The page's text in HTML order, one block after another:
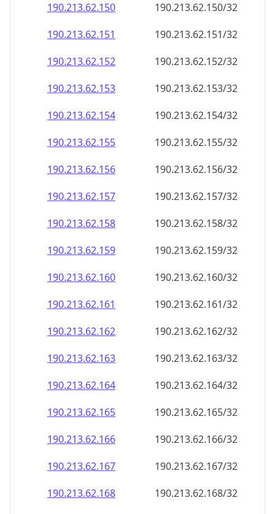
190.213.62.150
190.213.62.150/32
190.213.62.151
190.213.62.151/32
190.213.62.152
190.213.62.152/32
190.213.62.153
190.213.62.153/32
190.213.62.154
190.213.62.154/32
190.213.62.155
190.213.62.155/32
190.213.62.156
190.213.62.156/32
190.213.62.157
190.213.62.157/32
190.213.62.158
190.213.62.158/32
190.213.62.159
190.213.62.159/32
190.213.62.160
190.213.62.160/32
190.213.62.161
190.213.62.161/32
190.213.62.162
190.213.62.162/32
190.213.62.163
190.213.62.163/32
190.213.62.164
190.213.62.164/32
190.213.62.165
190.213.62.165/32
190.213.62.166
190.213.62.166/32
190.213.62.167
190.213.62.167/32
190.213.62.168
190.213.62.168/32